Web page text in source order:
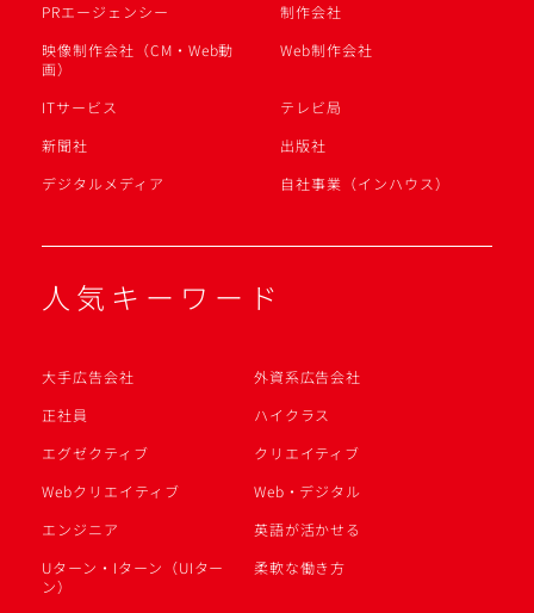
PRエージェンシー
制作会社
映像制作会社（CM・Web動
画）
Web制作会社
ITサービス
テレビ局
新聞社
出版社
デジタルメディア
自社事業（インハウス）
人気キーワード
大手広告会社
外資系広告会社
正社員
ハイクラス
エグゼクティブ
クリエイティブ
Webクリエイティブ
Web・デジタル
エンジニア
英語が活かせる
Uターン・Iターン（UIター
ン）
柔軟な働き方